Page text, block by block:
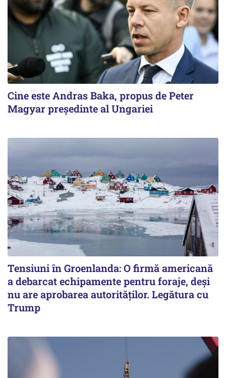
Cine este Andras Baka, propus de Peter
Magyar președinte al Ungariei
Tensiuni în Groenlanda: O firmă americană
a debarcat echipamente pentru foraje, deși
nu are aprobarea autorităților. Legătura cu
Trump